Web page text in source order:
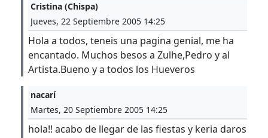
Cristina (Chispa)
Jueves, 22 Septiembre 2005 14:25
Hola a todos, teneis una pagina genial, me ha
encantado. Muchos besos a Zulhe,Pedro y al
Artista.Bueno y a todos los Hueveros
nacarí
Martes, 20 Septiembre 2005 14:25
hola!! acabo de llegar de las fiestas y keria daros